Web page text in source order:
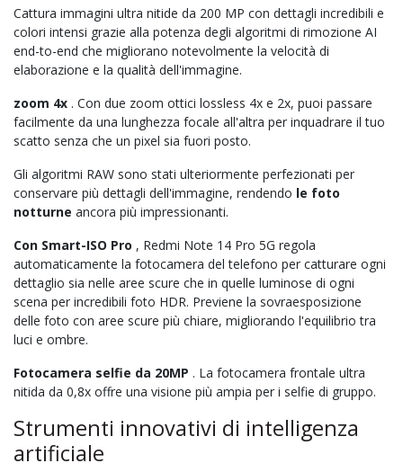
Cattura immagini ultra nitide da 200 MP con dettagli incredibili e
colori intensi grazie alla potenza degli algoritmi di rimozione AI
end-to-end che migliorano notevolmente la velocità di
elaborazione e la qualità dell'immagine.
zoom 4x . Con due zoom ottici lossless 4x e 2x, puoi passare
facilmente da una lunghezza focale all'altra per inquadrare il tuo
scatto senza che un pixel sia fuori posto.
Gli algoritmi RAW sono stati ulteriormente perfezionati per
conservare più dettagli dell'immagine, rendendo le foto
notturne ancora più impressionanti.
Con Smart-ISO Pro , Redmi Note 14 Pro 5G regola
automaticamente la fotocamera del telefono per catturare ogni
dettaglio sia nelle aree scure che in quelle luminose di ogni
scena per incredibili foto HDR. Previene la sovraesposizione
delle foto con aree scure più chiare, migliorando l'equilibrio tra
luci e ombre.
Fotocamera selfie da 20MP . La fotocamera frontale ultra
nitida da 0,8x offre una visione più ampia per i selfie di gruppo.
Strumenti innovativi di intelligenza
artificiale